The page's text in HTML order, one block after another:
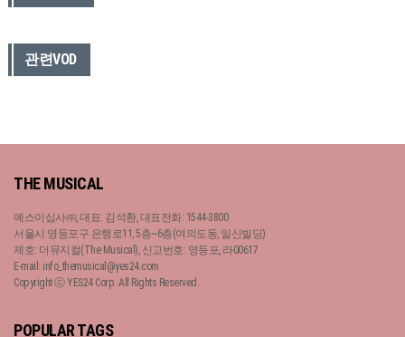
관련VOD
THE MUSICAL
예스이십사㈜, 대표: 김석환, 대표전화: 1544-3800
서울시 영등포구 은행로11, 5층~6층(여의도동, 일신빌딩)
제호: 더뮤지컬(The Musical), 신고번호: 영등포, 라00617
E-mail: info_themusical@yes24.com
Copyright ⓒ YES24 Corp. All Rights Reserved.
POPULAR TAGS